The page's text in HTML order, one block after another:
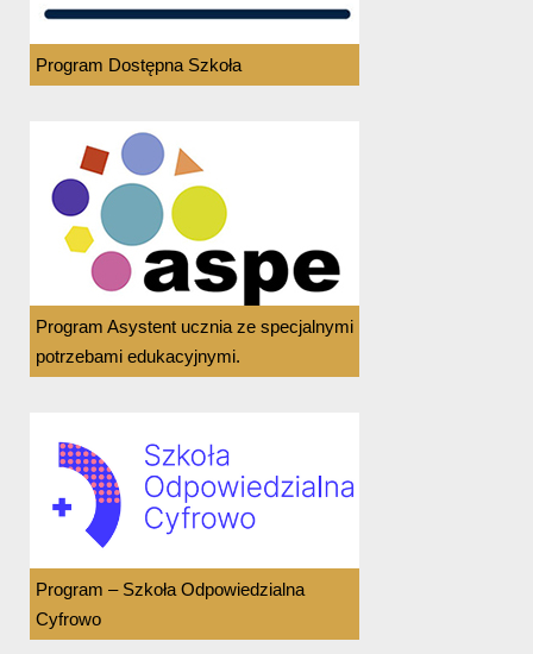
Program Dostępna Szkoła
Program Asystent ucznia ze specjalnymi
potrzebami edukacyjnymi.
Program – Szkoła Odpowiedzialna
Cyfrowo